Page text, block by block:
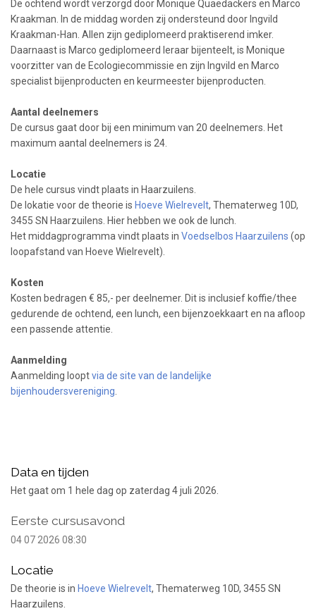
De ochtend wordt verzorgd door Monique Quaedackers en Marco
Kraakman. In de middag worden zij ondersteund door Ingvild
Kraakman-Han. Allen zijn gediplomeerd praktiserend imker.
Daarnaast is Marco gediplomeerd leraar bijenteelt, is Monique
voorzitter van de Ecologiecommissie en zijn Ingvild en Marco
specialist bijenproducten en keurmeester bijenproducten.
Aantal deelnemers
De cursus gaat door bij een minimum van 20 deelnemers. Het
maximum aantal deelnemers is 24.
Locatie
De hele cursus vindt plaats in Haarzuilens.
De lokatie voor de theorie is Hoeve Wielrevelt, Thematerweg 10D,
3455 SN Haarzuilens. Hier hebben we ook de lunch.
Het middagprogramma vindt plaats in Voedselbos Haarzuilens (op
loopafstand van Hoeve Wielrevelt).
Kosten
Kosten bedragen € 85,- per deelnemer. Dit is inclusief koffie/thee
gedurende de ochtend, een lunch, een bijenzoekkaart en na afloop
een passende attentie.
Aanmelding
Aanmelding looptvia de site van de landelijke
bijenhoudersvereniging
Data en tijden
Het gaat om 1 hele dag op zaterdag 4 juli 2026.
Eerste cursusavond
04 07 2026 08:30
Locatie
De theorie is in Hoeve Wielrevelt, Thematerweg 10D, 3455 SN
Haarzuilens.